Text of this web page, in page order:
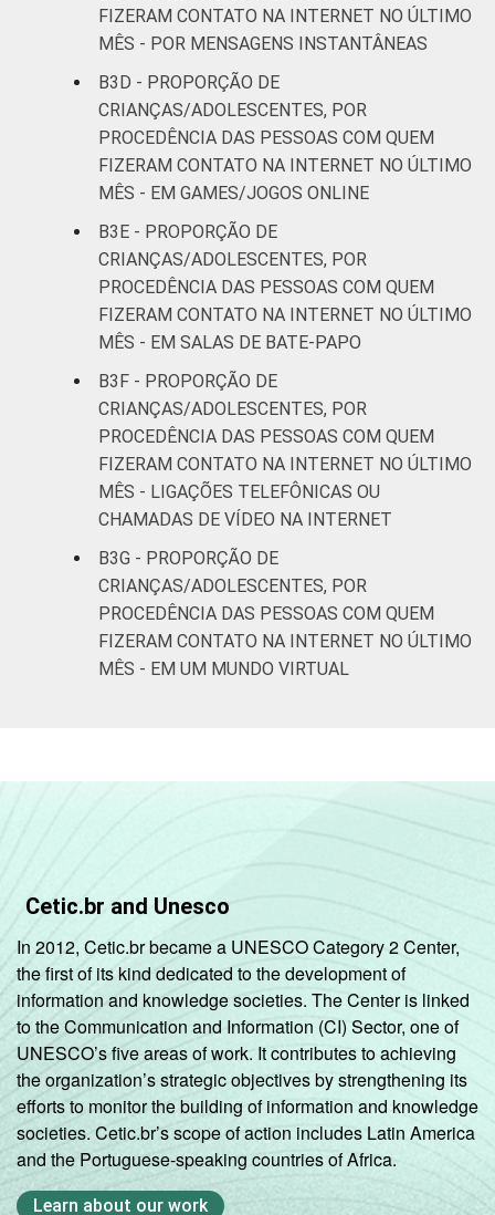
FIZERAM CONTATO NA INTERNET NO ÚLTIMO
MÊS - POR MENSAGENS INSTANTÂNEAS
B3D - PROPORÇÃO DE
CRIANÇAS/ADOLESCENTES, POR
PROCEDÊNCIA DAS PESSOAS COM QUEM
FIZERAM CONTATO NA INTERNET NO ÚLTIMO
MÊS - EM GAMES/JOGOS ONLINE
B3E - PROPORÇÃO DE
CRIANÇAS/ADOLESCENTES, POR
PROCEDÊNCIA DAS PESSOAS COM QUEM
FIZERAM CONTATO NA INTERNET NO ÚLTIMO
MÊS - EM SALAS DE BATE-PAPO
B3F - PROPORÇÃO DE
CRIANÇAS/ADOLESCENTES, POR
PROCEDÊNCIA DAS PESSOAS COM QUEM
FIZERAM CONTATO NA INTERNET NO ÚLTIMO
MÊS - LIGAÇÕES TELEFÔNICAS OU
CHAMADAS DE VÍDEO NA INTERNET
B3G - PROPORÇÃO DE
CRIANÇAS/ADOLESCENTES, POR
PROCEDÊNCIA DAS PESSOAS COM QUEM
FIZERAM CONTATO NA INTERNET NO ÚLTIMO
MÊS - EM UM MUNDO VIRTUAL
Cetic.br and Unesco
In 2012, Cetic.br became a UNESCO Category 2 Center,
the first of its kind dedicated to the development of
information and knowledge societies. The Center is linked
to the Communication and Information (CI) Sector, one of
UNESCO’s five areas of work. It contributes to achieving
the organization’s strategic objectives by strengthening its
efforts to monitor the building of information and knowledge
societies. Cetic.br’s scope of action includes Latin America
and the Portuguese-speaking countries of Africa.
Learn about our work